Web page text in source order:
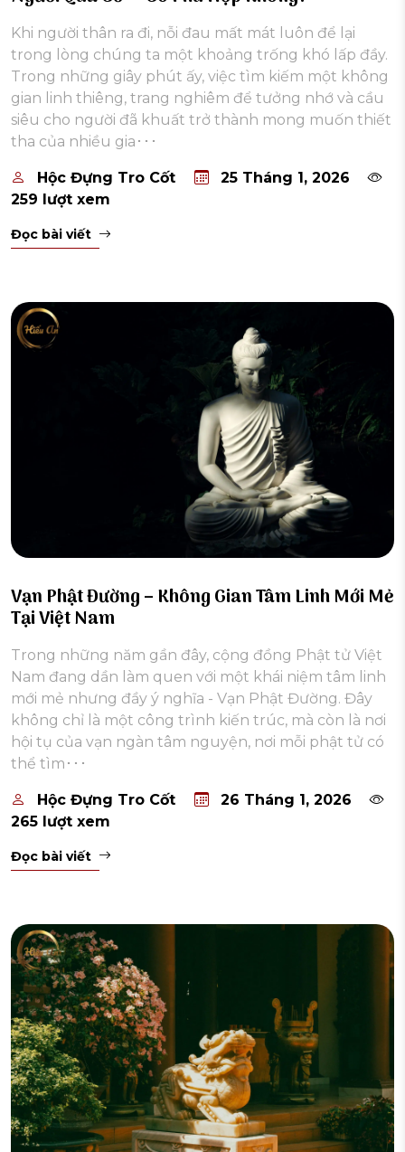
Khi người thân ra đi, nỗi đau mất mát luôn để lại
trong lòng chúng ta một khoảng trống khó lấp đầy.
Trong những giây phút ấy, việc tìm kiếm một không
gian linh thiêng, trang nghiêm để tưởng nhớ và cầu
siêu cho người đã khuất trở thành mong muốn thiết
tha của nhiều gia･･･
Hộc Đựng Tro Cốt
25 Tháng 1, 2026
259 lượt xem
Đọc bài viết
Vạn Phật Đường – Không Gian Tâm Linh Mới Mẻ
Tại Việt Nam
Trong những năm gần đây, cộng đồng Phật tử Việt
Nam đang dần làm quen với một khái niệm tâm linh
mới mẻ nhưng đầy ý nghĩa - Vạn Phật Đường. Đây
không chỉ là một công trình kiến trúc, mà còn là nơi
hội tụ của vạn ngàn tâm nguyện, nơi mỗi phật tử có
thể tìm･･･
Hộc Đựng Tro Cốt
26 Tháng 1, 2026
265 lượt xem
Đọc bài viết